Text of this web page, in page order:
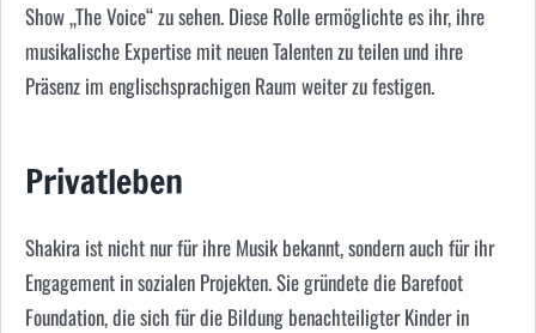
Show „The Voice“ zu sehen. Diese Rolle ermöglichte es ihr, ihre
musikalische Expertise mit neuen Talenten zu teilen und ihre
Präsenz im englischsprachigen Raum weiter zu festigen.
Privatleben
Shakira ist nicht nur für ihre Musik bekannt, sondern auch für ihr
Engagement in sozialen Projekten. Sie gründete die Barefoot
Foundation, die sich für die Bildung benachteiligter Kinder in